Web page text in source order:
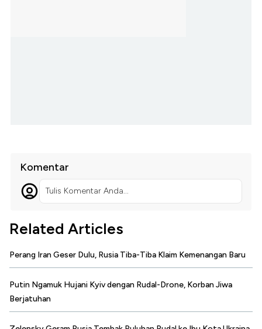
Komentar
Tulis Komentar Anda...
Related Articles
Perang Iran Geser Dulu, Rusia Tiba-Tiba Klaim Kemenangan Baru
Putin Ngamuk Hujani Kyiv dengan Rudal-Drone, Korban Jiwa
Berjatuhan